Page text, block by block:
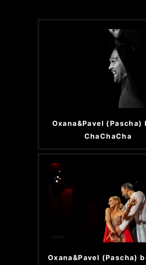
Oxana&Pavel (Pascha)
ChaChaCha
Oxana&Pavel (Pascha)